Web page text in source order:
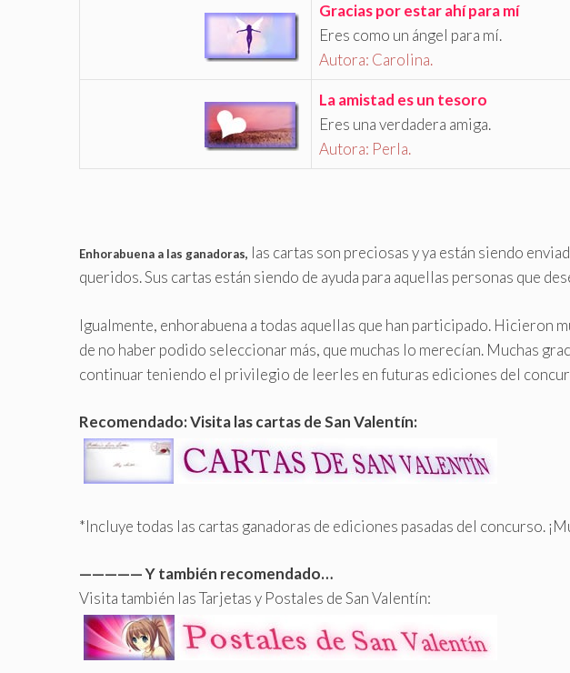
Gracias por estar ahí para mí
Eres como un ángel para mí.
Autora: Carolina.
La amistad es un tesoro
Eres una verdadera amiga.
Autora: Perla.
Enhorabuena a las ganadoras, las cartas son preciosas y ya están siendo
queridos. Sus cartas están siendo de ayuda para aquellas personas que
Igualmente, enhorabuena a todas aquellas que han participado. Hicieron
de no haber podido seleccionar más, que muchas lo merecían. Muchas
continuar teniendo el privilegio de leerles en futuras ediciones del
Recomendado: Visita las cartas de San Valentín:
*Incluye todas las cartas ganadoras de ediciones pasadas del concurso.
————— Y también recomendado…
Visita también las Tarjetas y Postales de San Valentín: